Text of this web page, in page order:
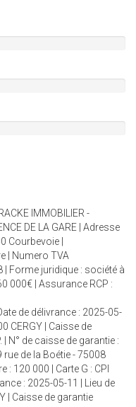
IMMOBILIER -
DE LA GARE | Adresse
Courbevoie |
| Numero TVA
Forme juridique : société à
000€ | Assurance RCP :
de délivrance : 2025-05-
CERGY | Caisse de
| N° de caisse de garantie :
de la Boétie - 75008
: 120 000 | Carte G : CPI
: 2025-05-11 | Lieu de
| Caisse de garantie